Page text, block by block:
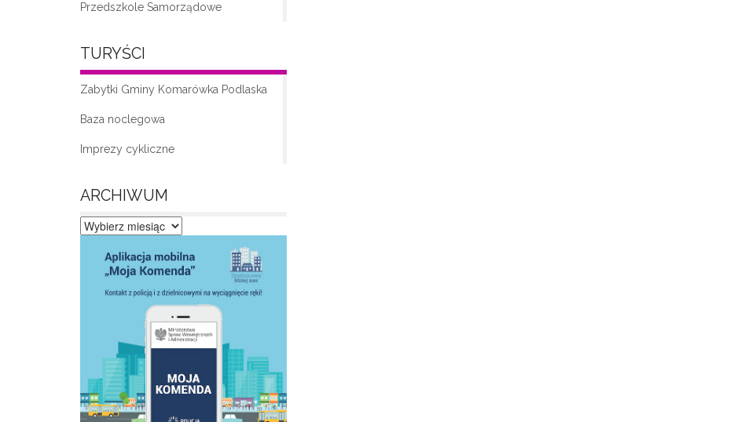
Przedszkole Samorządowe
TURYŚCI
Zabytki Gminy Komarówka Podlaska
Baza noclegowa
Imprezy cykliczne
ARCHIWUM
Archiwum